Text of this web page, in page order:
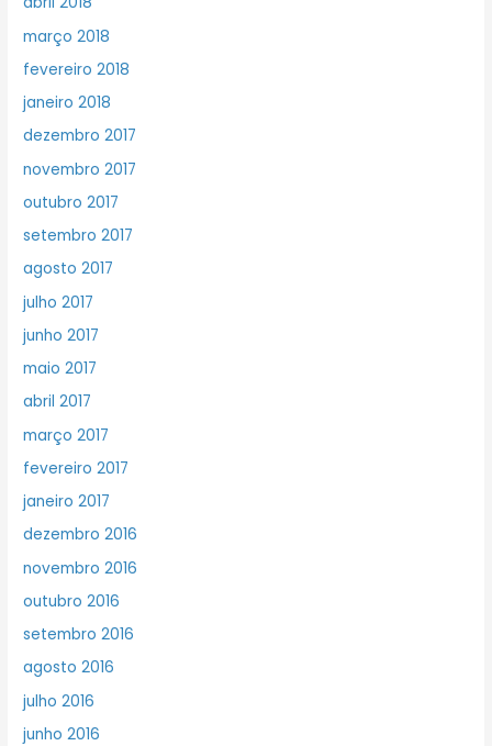
março 2018
fevereiro 2018
janeiro 2018
dezembro 2017
novembro 2017
outubro 2017
setembro 2017
agosto 2017
julho 2017
junho 2017
maio 2017
abril 2017
março 2017
fevereiro 2017
janeiro 2017
dezembro 2016
novembro 2016
outubro 2016
setembro 2016
agosto 2016
julho 2016
junho 2016